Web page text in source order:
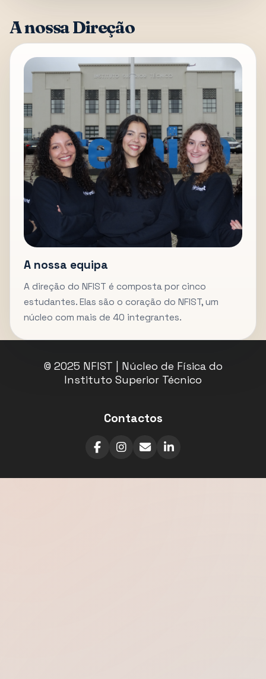
A nossa Direção
A nossa equipa
A direção do NFIST é composta por cinco
estudantes. Elas são o coração do NFIST, um
núcleo com mais de 40 integrantes.
© 2025 NFIST | Núcleo de Física do
Instituto Superior Técnico
Contactos